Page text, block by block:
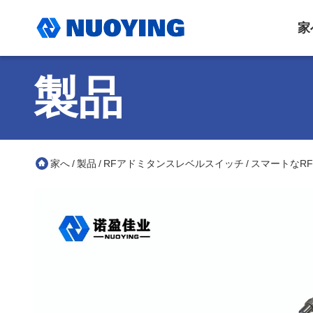
家
製品
家へ/製品 / RFアドミタンスレベルスイッチ / スマートな